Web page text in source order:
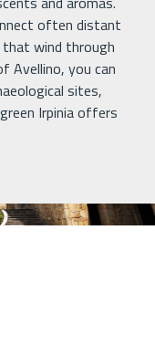
often distant
wind through
Avellino, you can
sites,
Irpinia offers